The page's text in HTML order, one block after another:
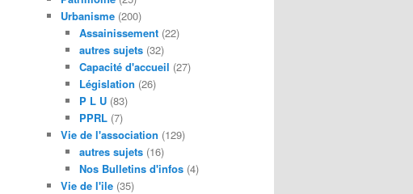
Urbanisme (200)
Assainissement(22)
autres sujets(32)
Capacité d'accueil (27)
Législation (26)
P L U(83)
PPRL(7)
Vie de l'association (129)
autres sujets(16)
Nos Bulletins d'infos(4)
Vie de l'ile (35)